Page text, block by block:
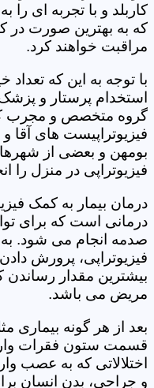
کاربلد و با تجربه ای
که به بهترین صورت در
مراقبت خواهند کرد.
با توجه به این که
استخدام پرستار و
گروه متخصص و مجرب که
فیزیوتراپیست های آقا
بومهن و بعضی از
فیزیوتراپی در منزل را
درمان بیمار به کمک
درمانی است که برای
صدمه انجام می شود.
فیزیوتراپی، پرورش
بیشترین مقدار رساندن
مریض می باشد.
بعد از هر گونه
قسمت ستون فقرات
اختلالاتی که به عصب
و جراحی، بدن انسان